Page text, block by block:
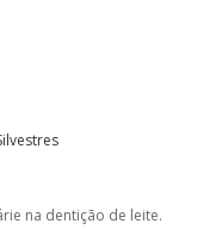
na dentição de leite.